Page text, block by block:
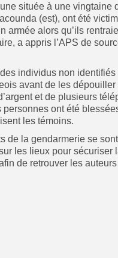
située à une vingtaine
(est), ont été
armée alors qu’ils
a appris l’APS de
individus non identifiés
avant de les dépouiller
et de plusieurs
personnes ont été
les témoins.
de la gendarmerie se sont
les lieux pour sécuriser
de retrouver les